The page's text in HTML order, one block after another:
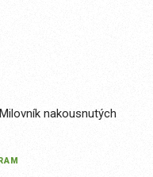
nakousnutých